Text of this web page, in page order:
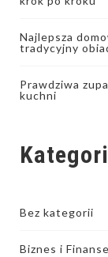
Najlepsza
tradycyjny
Prawdziwa
kuchni
Bez kategorii
Biznes i Finanse